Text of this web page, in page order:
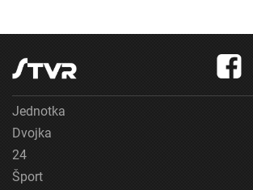
Jednotka
Dvojka
24
Šport